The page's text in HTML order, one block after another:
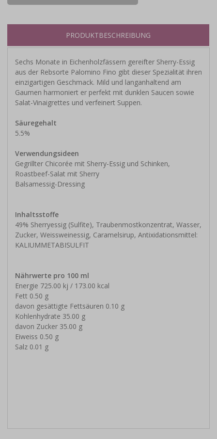
PRODUKTBESCHREIBUNG
Sechs Monate in Eichenholzfässern gereifter Sherry-Essig
aus der Rebsorte Palomino Fino gibt dieser Spezialität ihren
einzigartigen Geschmack. Mild und langanhaltend am
Gaumen harmoniert er perfekt mit dunklen Saucen sowie
Salat-Vinaigrettes und verfeinert Suppen.
Säuregehalt
5.5%
Verwendungsideen
Gegrillter Chicorée mit Sherry-Essig und Schinken,
Roastbeef-Salat mit Sherry
Balsamessig-Dressing
Inhaltsstoffe
49% Sherryessig (Sulfite), Traubenmostkonzentrat, Wasser,
Zucker, Weissweinessig, Caramelsirup, Antixidationsmittel:
KALIUMMETABISULFIT
Nährwerte pro 100 ml
Energie 725.00 kj / 173.00 kcal
Fett 0.50 g
davon gesättigte Fettsäuren 0.10 g
Kohlenhydrate 35.00 g
davon Zucker 35.00 g
Eiweiss 0.50 g
Salz 0.01 g